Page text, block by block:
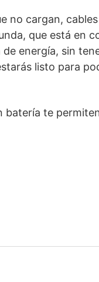
no cargan,
que está en
energía, sin
listo para
batería te